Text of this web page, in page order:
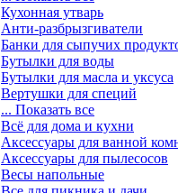
Кухонная утварь
Анти-разбрызгиватели
Банки для сыпучих
Бутылки для воды
Бутылки для масла и уксуса
Вертушки для специй
... Показать все
Всё для дома и кухни
Аксессуары для ванной
Аксессуары для пылесосов
Весы напольные